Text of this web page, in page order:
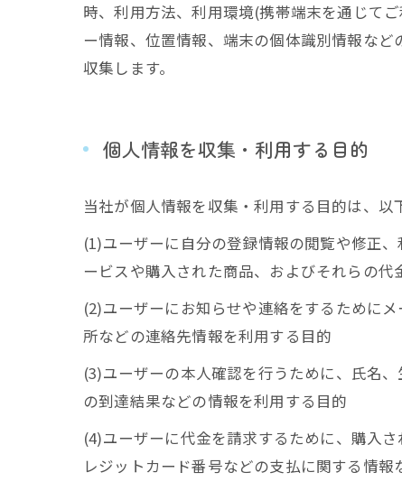
時、利用方法、利用環境(携帯端末を通じて
ー情報、位置情報、端末の個体識別情報な
収集します。
個人情報を収集・利用する目的
当社が個人情報を収集・利用する目的は、以
(1)ユーザーに自分の登録情報の閲覧や修正
ービスや購入された商品、およびそれらの
(2)ユーザーにお知らせや連絡をするために
所などの連絡先情報を利用する目的
(3)ユーザーの本人確認を行うために、氏名
の到達結果などの情報を利用する目的
(4)ユーザーに代金を請求するために、購入
レジットカード番号などの支払に関する情報